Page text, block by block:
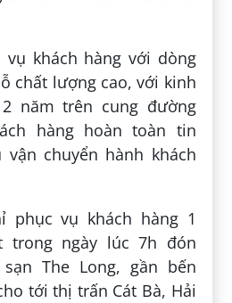
vụ khách hàng với dòng
chất lượng cao, với kinh
năm trên cung đường
hàng hoàn toàn tin
chuyển hành khách
phục vụ khách hàng 1
trong ngày lúc 7h đón
The Long, gần bến
tới thị trấn Cát Bà, Hải